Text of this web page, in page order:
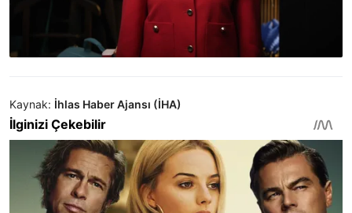
Kaynak: İhlas Haber Ajansı (İHA)